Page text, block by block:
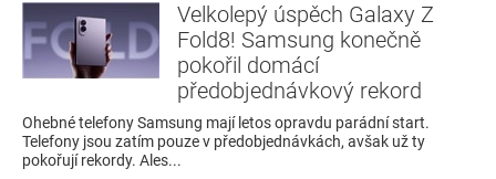
Velkolepý úspěch Galaxy Z
Fold8! Samsung konečně
pokořil domácí
předobjednávkový rekord
Ohebné telefony Samsung mají letos opravdu parádní start.
Telefony jsou zatím pouze v předobjednávkách, avšak už ty
pokořují rekordy. Ales...